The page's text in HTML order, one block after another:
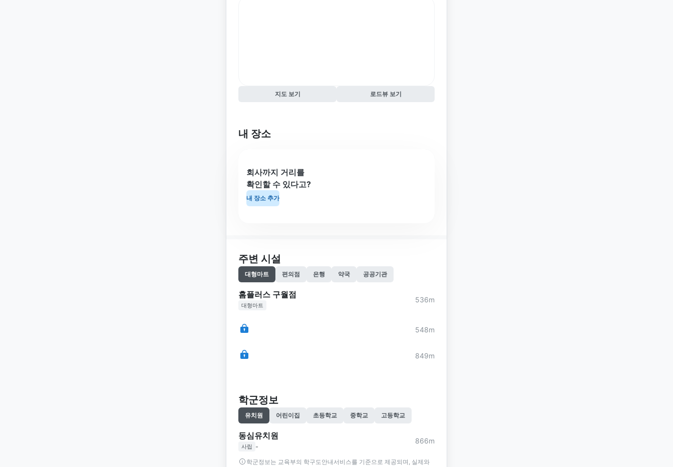
지도 보기 로드뷰 보기
내 장소
회사까지 거리를
확인할 수 있다고?
내 장소 추가
주변 시설
대형마트 편의점 은행 약국 공공기관
홈플러스 구월점
대형마트
536m
548m
849m
학군정보
유치원 어린이집 초등학교 중학교 고등학교
동심유치원
사립 -
866m
학군정보는 교육부의 학구도안내서비스를 기준으로 제공되며, 실제와